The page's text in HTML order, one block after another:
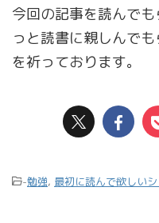
今回の記事を読んで
っと読書に親しんで
を祈っております。
-勉強, 最初に読んで欲しい